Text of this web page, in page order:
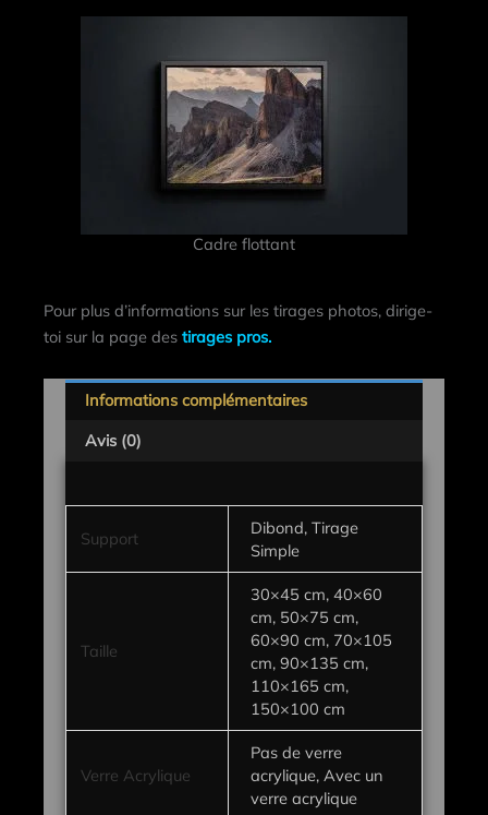
Cadre flottant
Pour plus d’informations sur les tirages photos, dirige-
toi sur la page des tirages pros.
Informations complémentaires
Avis (0)
Support
Dibond, Tirage
Simple
Taille
30×45 cm, 40×60
cm, 50×75 cm,
60×90 cm, 70×105
cm, 90×135 cm,
110×165 cm,
150×100 cm
Verre Acrylique
Pas de verre
acrylique, Avec un
verre acrylique